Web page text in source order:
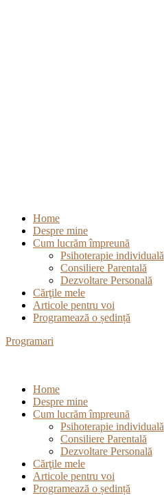
Home
Despre mine
Cum lucrăm împreună
Psihoterapie individuală
Consiliere Parentală
Dezvoltare Personală
Cărţile mele
Articole pentru voi
Programează o ședință
Programari
Home
Despre mine
Cum lucrăm împreună
Psihoterapie individuală
Consiliere Parentală
Dezvoltare Personală
Cărţile mele
Articole pentru voi
Programează o ședință